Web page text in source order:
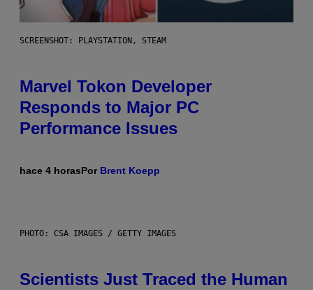
SCREENSHOT: PLAYSTATION, STEAM
Marvel Tokon Developer
Responds to Major PC
Performance Issues
hace 4 horasPor Brent Koepp
PHOTO: CSA IMAGES / GETTY IMAGES
Scientists Just Traced the Human